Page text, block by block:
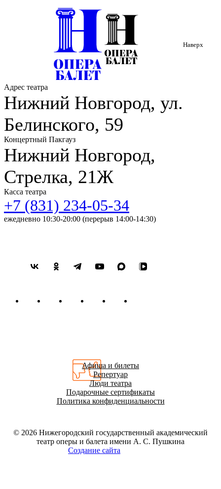
И.М. Газиева, Ф.П. Коробова, И.А. Абдразакова.
Сербии, Румынии, Венгрии, Словакии, Словении, Хорватии,
Болгарии, Молдове, Боснии и Герцеговине, Армении,
Монголии и других странах.
С 2025 года – солист Нижегородского государственного
академического театра оперы и балета имени А.С. Пушкина.
Гофман («Сказки Гофмана»), Гвоздев
(«Повесть о настоящем человеке»), Антонио («Обручение в
монастыре»).
Наверх
Адрес театра
Нижний Новгород, ул.
Белинского, 59
Концертный Пакгауз
Нижний Новгород,
Стрелка, 21Ж
Касса театра
+7 (831) 234-05-34
ежедневно 10:30-20:00 (перерыв 14:00-14:30)
Афиша и билеты
Репертуар
Люди театра
Подарочные сертификаты
Политика конфиденциальности
© 2026 Нижегородский государственный академический
театр оперы и балета имени А. С. Пушкина
Создание сайта